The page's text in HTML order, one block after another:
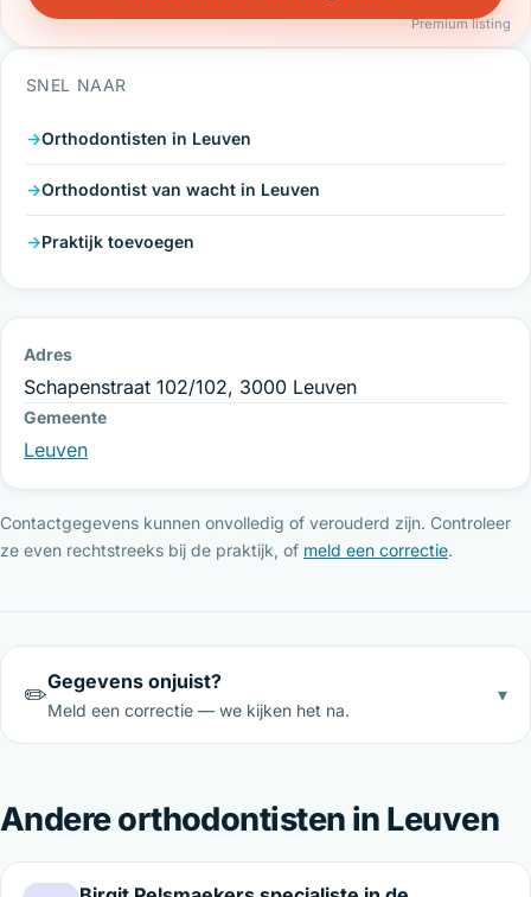
Premium listing
SNEL NAAR
Orthodontisten in Leuven
Orthodontist van wacht in Leuven
Praktijk toevoegen
Adres
Schapenstraat 102/102, 3000 Leuven
Gemeente
Leuven
Contactgegevens kunnen onvolledig of verouderd zijn. Controleer
ze even rechtstreeks bij de praktijk, of meld een correctie.
✏️Gegevens onjuist?
Meld een correctie — we kijken het na.
▾
Andere orthodontisten in Leuven